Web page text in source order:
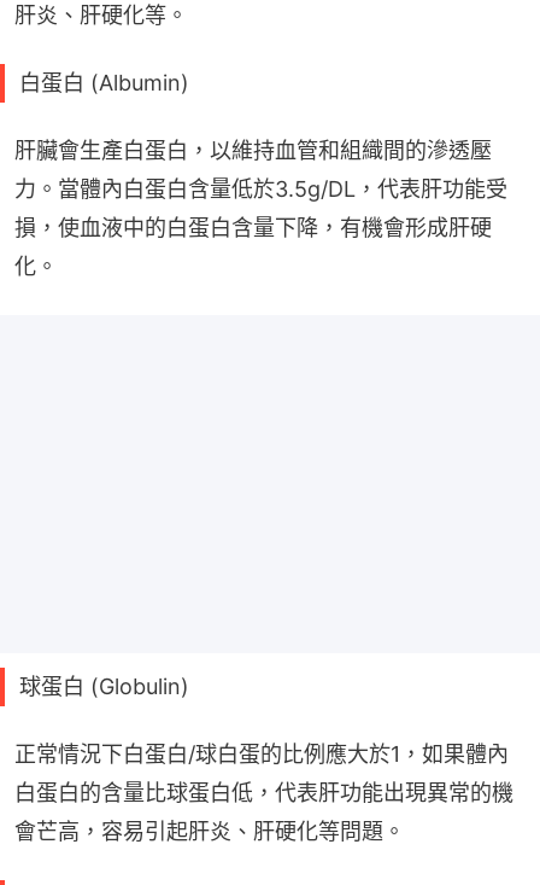
肝炎、肝硬化等。
白蛋白 (Albumin)
肝臟會生產白蛋白，以維持血管和組織間的滲透壓
力。當體內白蛋白含量低於3.5g/DL，代表肝功能受
損，使血液中的白蛋白含量下降，有機會形成肝硬
化。
球蛋白 (Globulin)
正常情況下白蛋白/球白蛋的比例應大於1，如果體內
白蛋白的含量比球蛋白低，代表肝功能出現異常的機
會芒高，容易引起肝炎、肝硬化等問題。